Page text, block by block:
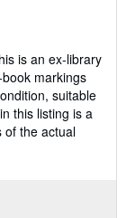
is an ex-library
markings
suitable
this listing is a
of the actual